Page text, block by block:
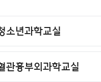
소년과학교실
관흉부외과학교실